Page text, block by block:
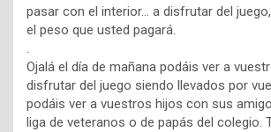
pasar con el interior… a disfrutar del
el peso que usted pagará.
.
Ojalá el día de mañana podáis ver a
disfrutar del juego siendo llevados por
podáis ver a vuestros hijos con sus
liga de veteranos o de papás del colegio.